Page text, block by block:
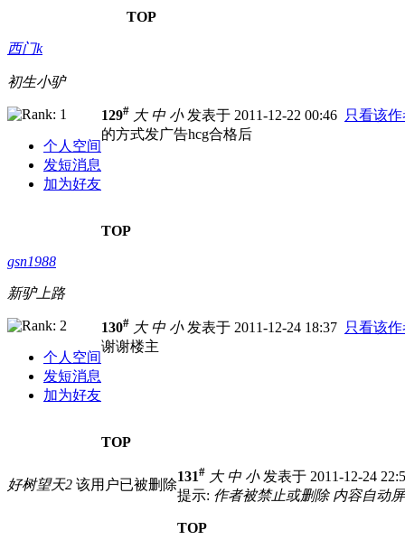
TOP
西门k
初生小驴
个人空间
发短消息
加为好友
129# 大 中 小发表于 2011-12-22 00:46 只看该
的方式发广告hcg合格后
TOP
gsn1988
新驴上路
个人空间
发短消息
加为好友
130# 大 中 小发表于 2011-12-24 18:37 只看该
谢谢楼主
TOP
好树望天2 该用户已被删除
131# 大 中 小发表于 2011-12-24
提示: 作者被禁止或删除 内容自动
TOP